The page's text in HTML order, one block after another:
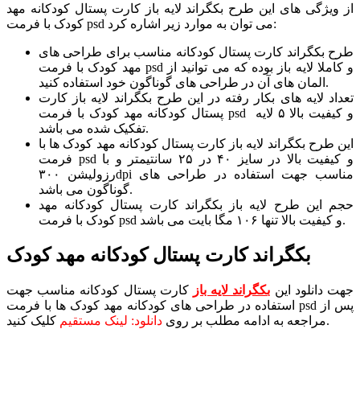
از ویژگی های این طرح بکگراند لایه باز کارت پستال کودکانه مهد
کودک با فرمت psd می توان به موارد زیر اشاره کرد:
طرح بکگراند کارت پستال کودکانه مناسب برای طراحی های
مهد کودک با فرمت psd و کاملا لایه باز بوده که می توانید از
المان های آن در طراحی های گوناگون خود استفاده کنید.
تعداد لایه های بکار رفته در این طرح بکگراند لایه باز کارت
پستال کودکانه مهد کودک با فرمت psd و کیفیت بالا ۵ لایه
تفکیک شده می باشد.
این طرح بکگراند لایه باز کارت پستال کودکانه مهد کودک ها با
فرمت psd و کیفیت بالا در سایز ۴۰ در ۲۵ سانتیمتر و با
رزولیشن ۳۰۰dpi مناسب جهت استفاده در طراحی های
گوناگون می باشد.
حجم این طرح لایه باز بکگراند کارت پستال کودکانه مهد
کودک با فرمت psd و کیفیت بالا تنها ۱۰۶ مگا بایت می باشد.
بکگراند کارت پستال کودکانه مهد کودک
جهت دانلود این بکگراند لایه باز کارت پستال کودکانه مناسب جهت
استفاده در طراحی های کودکانه مهد کودک ها با فرمت psd پس از
مراجعه به ادامه مطلب بر روی دانلود: لینک مستقیم کلیک کنید.